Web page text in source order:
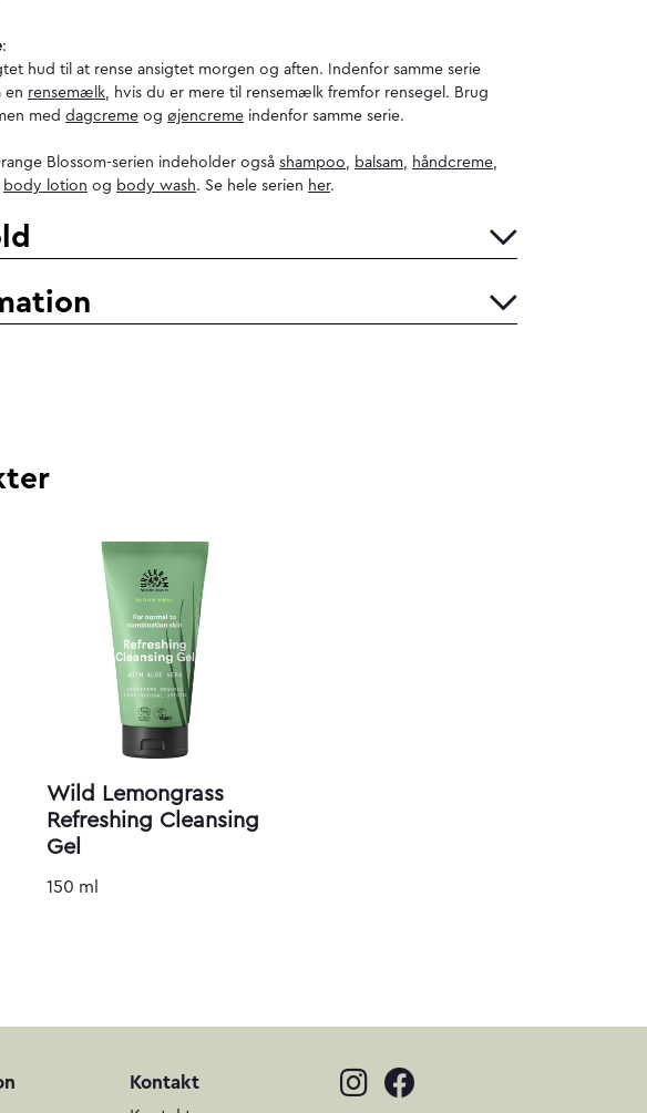
:
hud til at rense ansigtet morgen og aften. Indenfor samme serie
en rensemælk, hvis du er mere til rensemælk fremfor rensegel. Brug
med dagcreme og øjencreme indenfor samme serie.
Blossom-serien indeholder også shampoo, balsam, håndcreme,
body lotion og body wash. Se hele serien her.
Wild Lemongrass
Refreshing Cleansing
Gel
150 ml
Kontakt